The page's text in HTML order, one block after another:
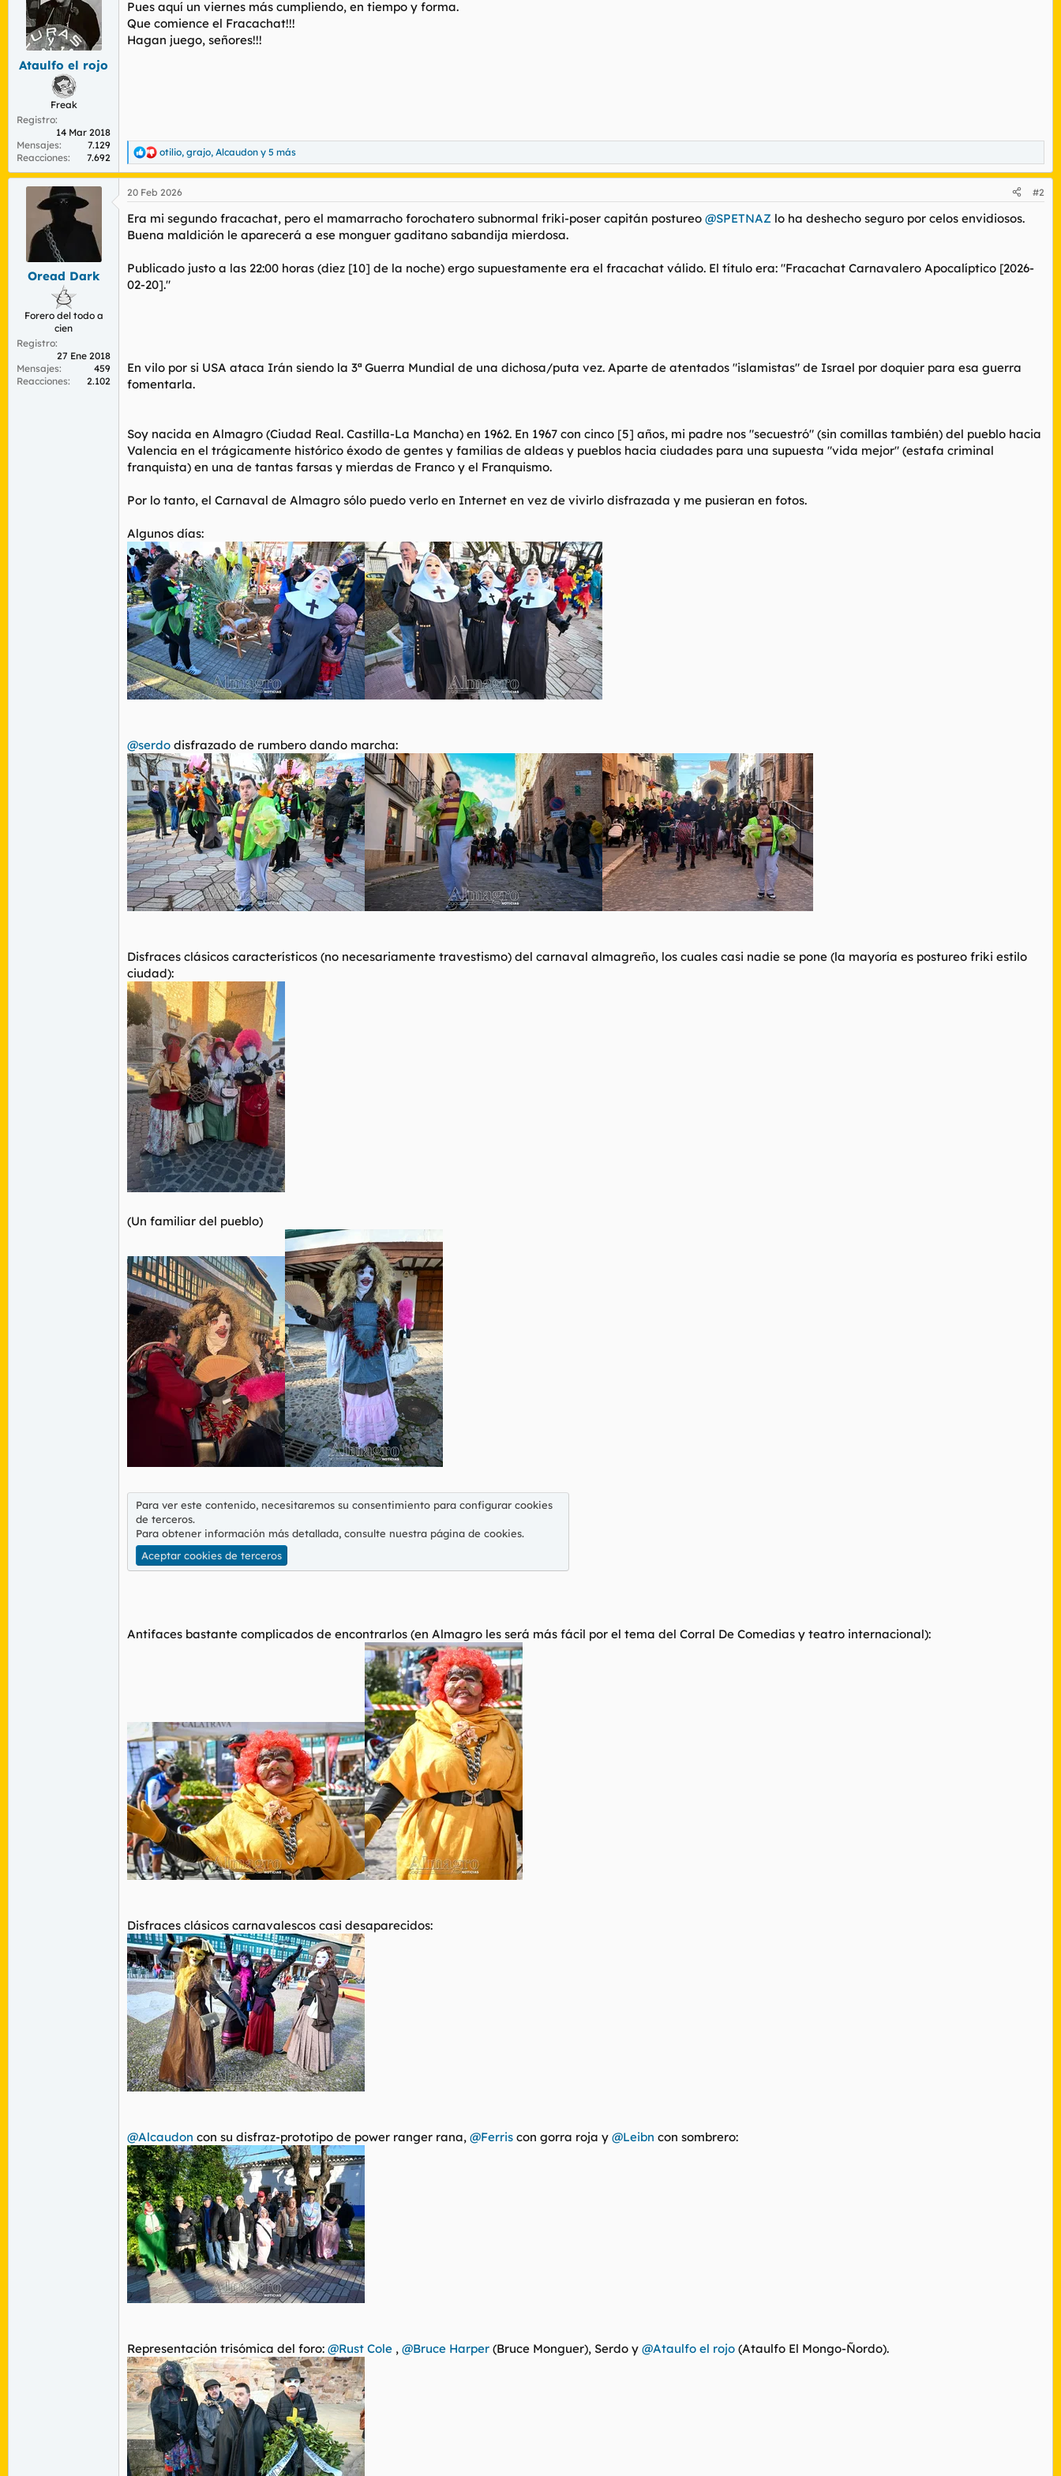
d
e
t
Ataulfo el rojo
Freak
Registro
14 Mar 2018
Mensajes
7.129
Reacciones
7.692
Pues aquí un viernes más cumpliendo, en tiempo y forma.
Que comience el Fracachat!!!
Hagan juego, señores!!!
R
e
a
c
i
o
s
:
otilio, grajo, Alcaudon y 5 más
Oread Dark
Forero del todo a
cien
Registro
27 Ene 2018
Mensajes
459
Reacciones
2.102
20 Feb 2026 #2
Era mi segundo fracachat, pero el mamarracho forochatero subnormal friki-poser capitán postureo @SPETNAZ lo ha deshecho seguro por celos envidiosos.
Buena maldición le aparecerá a ese monguer gaditano sabandija mierdosa.
Publicado justo a las 22:00 horas (diez [10] de la noche) ergo supuestamente era el fracachat válido. El título era: "Fracachat Carnavalero Apocalíptico [2026-
02-20]."
En vilo por si USA ataca Irán siendo la 3ª Guerra Mundial de una dichosa/puta vez. Aparte de atentados "islamistas" de Israel por doquier para esa guerra
fomentarla.
Soy nacida en Almagro (Ciudad Real. Castilla-La Mancha) en 1962. En 1967 con cinco [5] años, mi padre nos "secuestró" (sin comillas también) del pueblo hacia
Valencia en el trágicamente histórico éxodo de gentes y familias de aldeas y pueblos hacia ciudades para una supuesta "vida mejor" (estafa criminal
franquista) en una de tantas farsas y mierdas de Franco y el Franquismo.
Por lo tanto, el Carnaval de Almagro sólo puedo verlo en Internet en vez de vivirlo disfrazada y me pusieran en fotos.
Algunos días:
@serdo disfrazado de rumbero dando marcha:
Disfraces clásicos característicos (no necesariamente travestismo) del carnaval almagreño, los cuales casi nadie se pone (la mayoría es postureo friki estilo
ciudad):
(Un familiar del pueblo)
Para ver este contenido, necesitaremos su consentimiento para configurar cookies
de terceros.
Para obtener información más detallada, consulte nuestra página de cookies.
Aceptar cookies de terceros
Antifaces bastante complicados de encontrarlos (en Almagro les será más fácil por el tema del Corral De Comedias y teatro internacional):
Disfraces clásicos carnavalescos casi desaparecidos:
@Alcaudon con su disfraz-prototipo de power ranger rana, @Ferris con gorra roja y @Leibn con sombrero:
Representación trisómica del foro: @Rust Cole , @Bruce Harper (Bruce Monguer), Serdo y @Ataulfo el rojo (Ataulfo El Mongo-Ñordo).